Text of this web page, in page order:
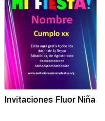
Invitaciones Fluor Niña